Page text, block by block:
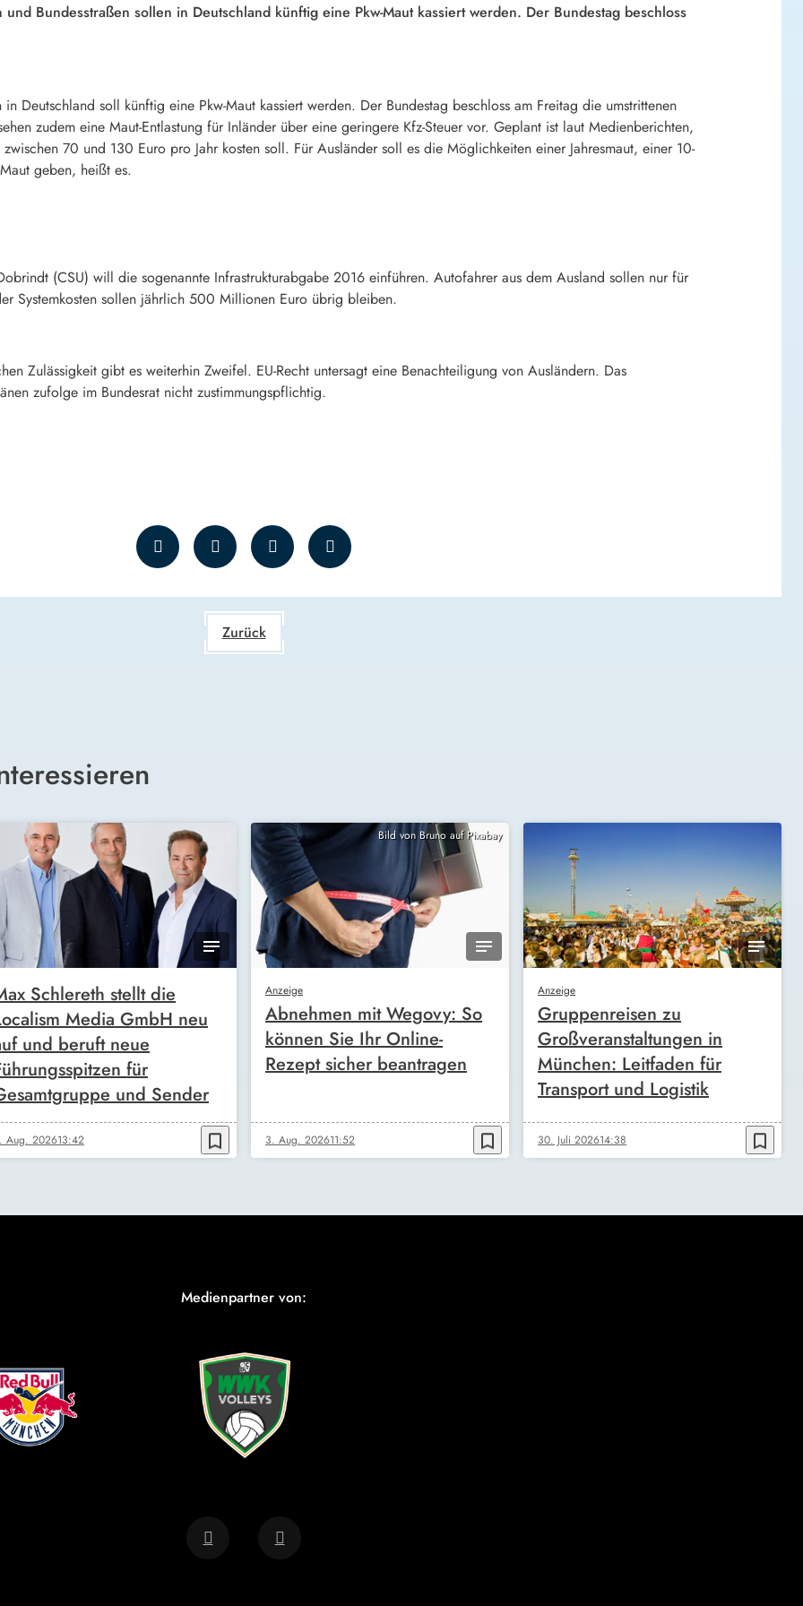
Bundesstraßen sollen in Deutschland künftig eine Pkw-Maut kassiert werden. Der Bundestag beschloss
Deutschland soll künftig eine Pkw-Maut kassiert werden. Der Bundestag beschloss am Freitag die umstrittenen
zudem eine Maut-Entlastung für Inländer über eine geringere Kfz-Steuer vor. Geplant ist laut Medienberichten,
70 und 130 Euro pro Jahr kosten soll. Für Ausländer soll es die Möglichkeiten einer Jahresmaut, einer 10-
geben, heißt es.
(CSU) will die sogenannte Infrastrukturabgabe 2016 einführen. Autofahrer aus dem Ausland sollen nur für
Systemkosten sollen jährlich 500 Millionen Euro übrig bleiben.
Zulässigkeit gibt es weiterhin Zweifel. EU-Recht untersagt eine Benachteiligung von Ausländern. Das
zufolge im Bundesrat nicht zustimmungspflichtig.
Zurück
Schlereth stellt die
Media GmbH neu
und beruft neue
für
und Sender
Aug. 202613:42 bookmark_border
Bild von Bruno auf Pixabay
Anzeige
Abnehmen mit Wegovy: So
können Sie Ihr Online-
Rezept sicher beantragen
3. Aug. 202611:52 bookmark_border
Anzeige
Gruppenreisen zu
Großveranstaltungen in
München: Leitfaden für
Transport und Logistik
30. Juli 202614:38 bookmark_border
Medienpartner von: